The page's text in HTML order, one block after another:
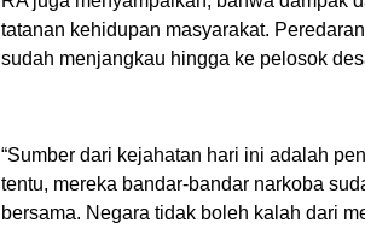
tatanan kehidupan masyarakat.
sudah menjangkau hingga ke pelosok
“Sumber dari kejahatan hari ini adalah
tentu, mereka bandar-bandar narkoba
bersama. Negara tidak boleh kalah dari